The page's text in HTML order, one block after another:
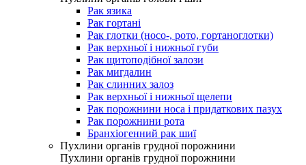
Рак язика
Рак гортані
Рак глотки (носо-, рото, гортаноглотки)
Рак верхньої і нижньої губи
Рак щитоподібної залози
Рак мигдалин
Рак слинних залоз
Рак верхньої і нижньої щелепи
Рак порожнини носа і придаткових пазух
Рак порожнини рота
Бранхіогенний рак шиї
Пухлини органів грудної порожнини
Пухлини органів грудної порожнини